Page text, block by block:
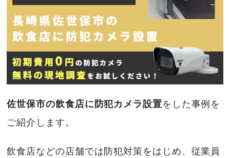
佐世保市の飲食店に防犯カメラ設置をした事例を
ご紹介します。
飲食店などの店舗では防犯対策をはじめ、従業員